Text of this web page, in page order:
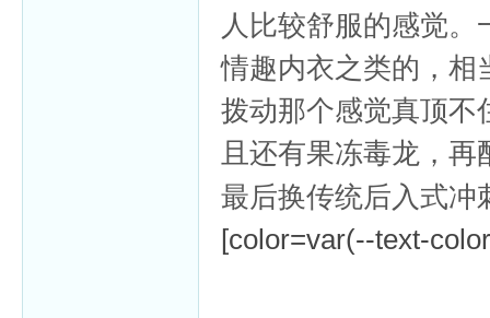
人比较舒服的感觉
情趣内衣之类的，相
拨动那个感觉真顶不
且还有果冻毒龙，
最后换传统后入式冲
[color=var(--text-